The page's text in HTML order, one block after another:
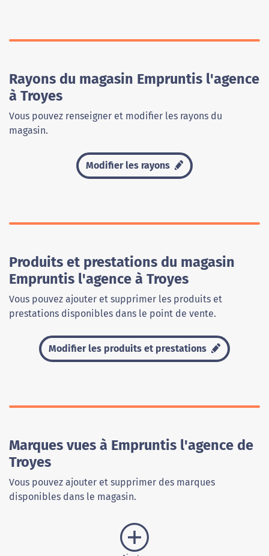
Rayons du magasin Empruntis l'agence
à Troyes
Vous pouvez renseigner et modifier les rayons du
magasin.
Modifier les rayons
Produits et prestations du magasin
Empruntis l'agence à Troyes
Vous pouvez ajouter et supprimer les produits et
prestations disponibles dans le point de vente.
Modifier les produits et prestations
Marques vues à Empruntis l'agence de
Troyes
Vous pouvez ajouter et supprimer des marques
disponibles dans le magasin.